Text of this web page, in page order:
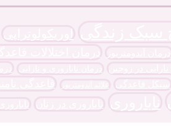
سبک زندگی اوریکولوتراپی
درمان آندومتریوز درمان اختلالات
در زوجین درمان ناباروری و نازایی
سیکل قاعدگی علائم آندومتریوز قاعدگی
ناباروری ناباروری در زنان